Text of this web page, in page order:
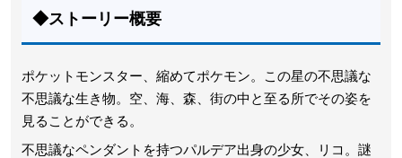
◆ストーリー概要
ポケットモンスター、縮めてポケモン。この星の不思議な
不思議な生き物。空、海、森、街の中と至る所でその姿を
見ることができる。
不思議なペンダントを持つパルデア出身の少女、リコ。謎